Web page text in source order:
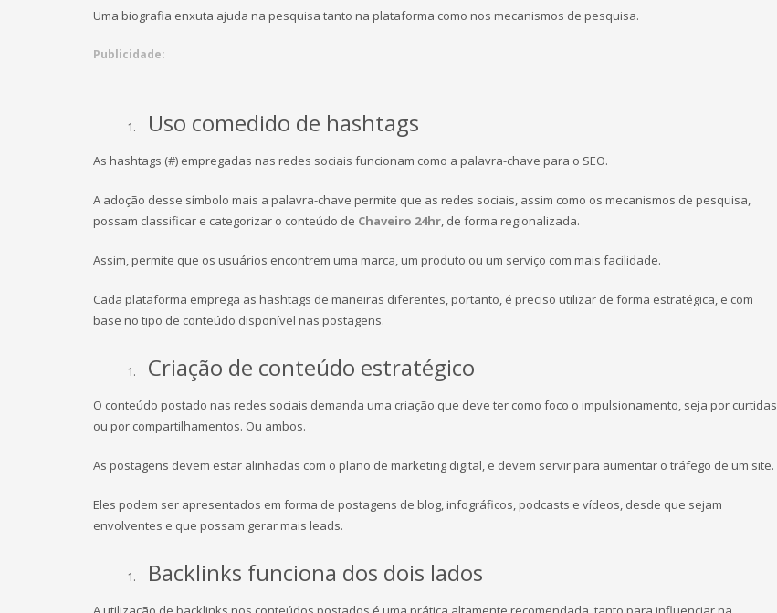
Uma biografia enxuta ajuda na pesquisa tanto na plataforma como nos mecanismos de pesquisa.
Publicidade:
Uso comedido de hashtags
As hashtags (#) empregadas nas redes sociais funcionam como a palavra-chave para o SEO.
A adoção desse símbolo mais a palavra-chave permite que as redes sociais, assim como os mecanismos de pesquisa,
possam classificar e categorizar o conteúdo de Chaveiro 24hr, de forma regionalizada.
Assim, permite que os usuários encontrem uma marca, um produto ou um serviço com mais facilidade.
Cada plataforma emprega as hashtags de maneiras diferentes, portanto, é preciso utilizar de forma estratégica, e com
base no tipo de conteúdo disponível nas postagens.
Criação de conteúdo estratégico
O conteúdo postado nas redes sociais demanda uma criação que deve ter como foco o impulsionamento, seja por curtidas
ou por compartilhamentos. Ou ambos.
As postagens devem estar alinhadas com o plano de marketing digital, e devem servir para aumentar o tráfego de um site.
Eles podem ser apresentados em forma de postagens de blog, infográficos, podcasts e vídeos, desde que sejam
envolventes e que possam gerar mais leads.
Backlinks funciona dos dois lados